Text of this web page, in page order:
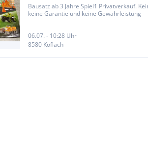
Bausatz ab 3 Jahre Spiel1 Privatverkauf.
keine Garantie und keine Gewährleistung
06.07. - 10:28 Uhr
8580 Köflach